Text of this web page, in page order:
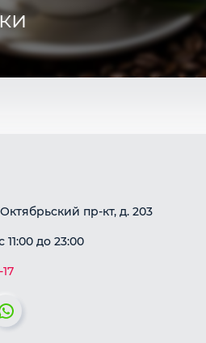
пр-кт, д. 203
до 23:00